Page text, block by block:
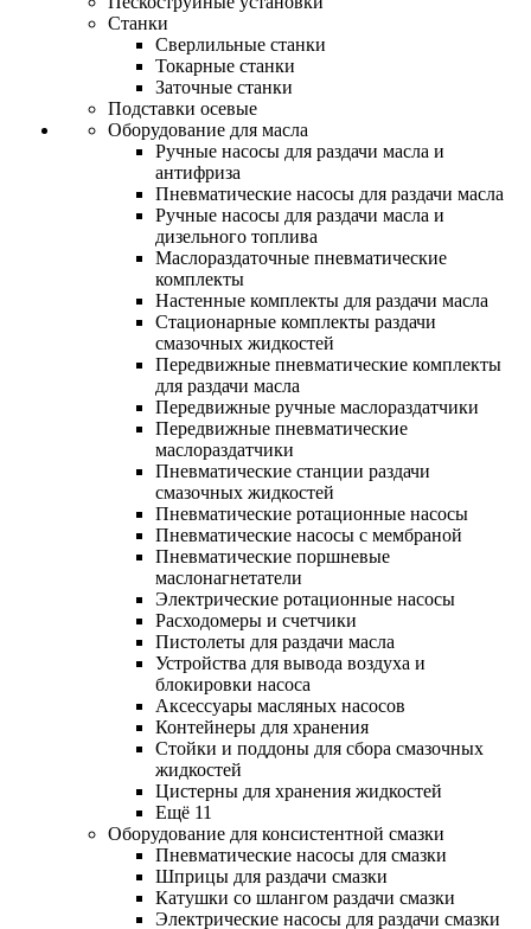
Станки
Сверлильные станки
Токарные станки
Заточные станки
Подставки осевые
Оборудование для масла
Ручные насосы для раздачи масла и
антифриза
Пневматические насосы для раздачи масла
Ручные насосы для раздачи масла и
дизельного топлива
Маслораздаточные пневматические
комплекты
Настенные комплекты для раздачи масла
Стационарные комплекты раздачи
смазочных жидкостей
Передвижные пневматические комплекты
для раздачи масла
Передвижные ручные маслораздатчики
Передвижные пневматические
маслораздатчики
Пневматические станции раздачи
смазочных жидкостей
Пневматические ротационные насосы
Пневматические насосы с мембраной
Пневматические поршневые
маслонагнетатели
Электрические ротационные насосы
Расходомеры и счетчики
Пистолеты для раздачи масла
Устройства для вывода воздуха и
блокировки насоса
Аксессуары масляных насосов
Контейнеры для хранения
Стойки и поддоны для сбора смазочных
жидкостей
Цистерны для хранения жидкостей
Ещё 11
Оборудование для консистентной смазки
Пневматические насосы для смазки
Шприцы для раздачи смазки
Катушки со шлангом раздачи смазки
Электрические насосы для раздачи смазки